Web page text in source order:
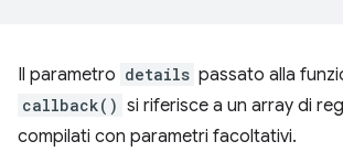
Il parametro details passato alla
callback() si riferisce a un array di
compilati con parametri facoltativi.